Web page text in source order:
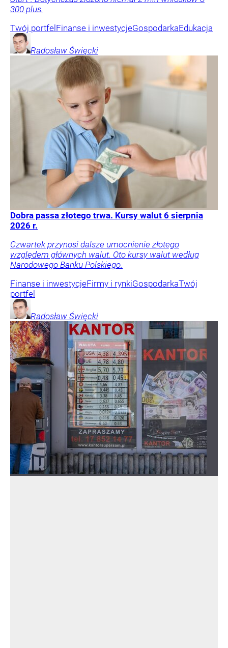
300 plus.
Twój portfelFinanse i inwestycjeGospodarkaEdukacja
Radosław Święcki
Dobra passa złotego trwa. Kursy walut 6 sierpnia
2026 r.
Czwartek przynosi dalsze umocnienie złotego
względem głównych walut. Oto kursy walut według
Narodowego Banku Polskiego.
Finanse i inwestycjeFirmy i rynkiGospodarkaTwój
portfel
Radosław Święcki